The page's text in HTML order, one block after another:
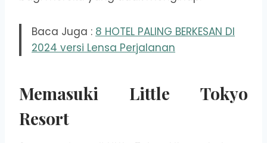
Baca Juga : 8 HOTEL PALING BERKESAN DI
2024 versi Lensa Perjalanan
Memasuki Little Tokyo
Resort